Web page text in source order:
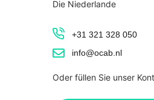
Die Niederlande
+31 321 328 050
info@ocab.nl
Oder füllen Sie unser